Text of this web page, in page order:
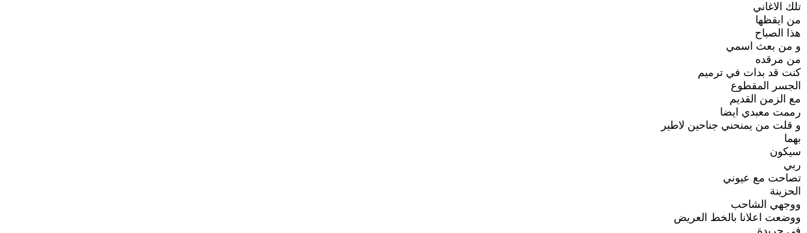
تلك الاغاني
من ايقظها
هذا الصباح
و من بعث اسمي
من مرقده
كنت قد بدات في ترميم
الجسر المقطوع
مع الزمن القديم
رممت معبدي ايضا
و قلت من يمنحني جناحين لاطير
بهما
سيكون
ربي
تصاحت مع عيوني
الحزينة
ووجهي الشاحب
ووضعت اعلانا بالخط العريض